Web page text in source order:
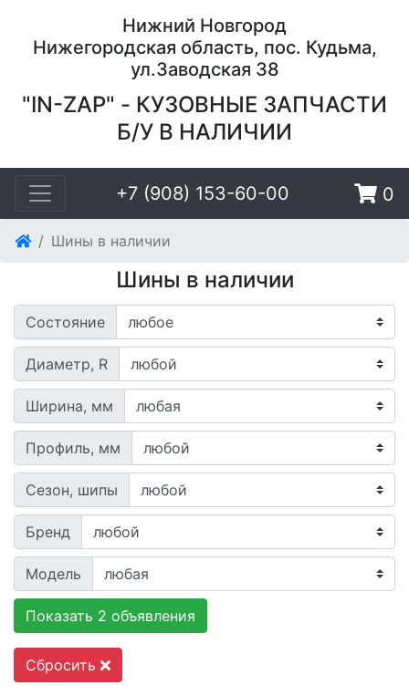
Нижний Новгород
Нижегородская область, пос. Кудьма,
ул.Заводская 38
"IN-ZAP" - КУЗОВНЫЕ ЗАПЧАСТИ
Б/У В НАЛИЧИИ
+7 (908) 153-60-00 0
Шины в наличии
Шины в наличии
Состояние
Диаметр, R
Ширина, мм
Профиль, мм
Сезон, шипы
Бренд
Модель
Показать 2 объявления
Сбросить